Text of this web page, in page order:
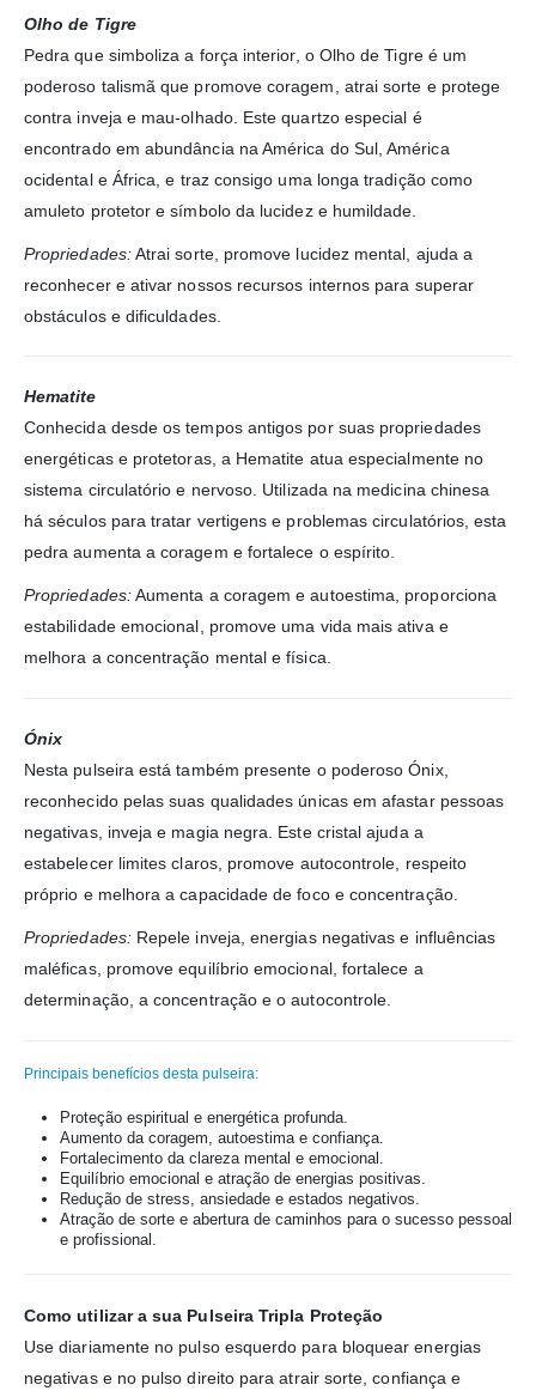
Olho de Tigre
Pedra que simboliza a força interior, o Olho de Tigre é um
poderoso talismã que promove coragem, atrai sorte e protege
contra inveja e mau-olhado. Este quartzo especial é
encontrado em abundância na América do Sul, América
ocidental e África, e traz consigo uma longa tradição como
amuleto protetor e símbolo da lucidez e humildade.
Propriedades:Atrai sorte, promove lucidez mental, ajuda a
reconhecer e ativar nossos recursos internos para superar
obstáculos e dificuldades.
Hematite
Conhecida desde os tempos antigos por suas propriedades
energéticas e protetoras, a Hematite atua especialmente no
sistema circulatório e nervoso. Utilizada na medicina chinesa
há séculos para tratar vertigens e problemas circulatórios, esta
pedra aumenta a coragem e fortalece o espírito.
Propriedades:Aumenta a coragem e autoestima, proporciona
estabilidade emocional, promove uma vida mais ativa e
melhora a concentração mental e física.
Ónix
Nesta pulseira está também presente o poderoso Ónix,
reconhecido pelas suas qualidades únicas em afastar pessoas
negativas, inveja e magia negra. Este cristal ajuda a
estabelecer limites claros, promove autocontrole, respeito
próprio e melhora a capacidade de foco e concentração.
Propriedades:Repele inveja, energias negativas e influências
maléficas, promove equilíbrio emocional, fortalece a
determinação, a concentração e o autocontrole.
Principais benefícios desta pulseira:
Proteção espiritual e energética profunda.
Aumento da coragem, autoestima e confiança.
Fortalecimento da clareza mental e emocional.
Equilíbrio emocional e atração de energias positivas.
Redução de stress, ansiedade e estados negativos.
Atração de sorte e abertura de caminhos para o sucesso pessoal
e profissional.
Como utilizar a sua Pulseira Tripla Proteção
Use diariamente no pulso esquerdo para bloquear energias
negativas e no pulso direito para atrair sorte, confiança e